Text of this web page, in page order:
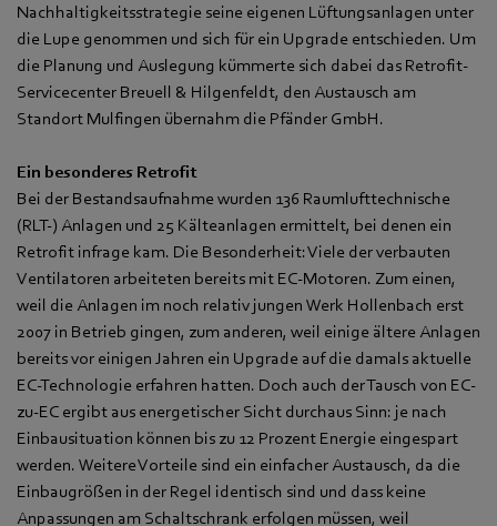
Nachhaltigkeitsstrategie seine eigenen Lüftungsanlagen unter
die Lupe genommen und sich für ein Upgrade entschieden. Um
die Planung und Auslegung kümmerte sich dabei das Retrofit-
Servicecenter Breuell & Hilgenfeldt, den Austausch am
Standort Mulfingen übernahm die Pfänder GmbH.
Ein besonderes Retrofit
Bei der Bestandsaufnahme wurden 136 Raumlufttechnische
(RLT-) Anlagen und 25 Kälteanlagen ermittelt, bei denen ein
Retrofit infrage kam. Die Besonderheit: Viele der verbauten
Ventilatoren arbeiteten bereits mit EC-Motoren. Zum einen,
weil die Anlagen im noch relativ jungen Werk Hollenbach erst
2007 in Betrieb gingen, zum anderen, weil einige ältere Anlagen
bereits vor einigen Jahren ein Upgrade auf die damals aktuelle
EC-Technologie erfahren hatten. Doch auch der Tausch von EC-
zu-EC ergibt aus energetischer Sicht durchaus Sinn: je nach
Einbausituation können bis zu 12 Prozent Energie eingespart
werden. Weitere Vorteile sind ein einfacher Austausch, da die
Einbaugrößen in der Regel identisch sind und dass keine
Anpassungen am Schaltschrank erfolgen müssen, weil